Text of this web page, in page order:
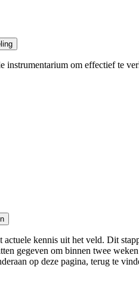
instrumentarium om effectief te
actuele kennis uit het veld. Dit
gegeven om binnen twee
op deze pagina, terug te